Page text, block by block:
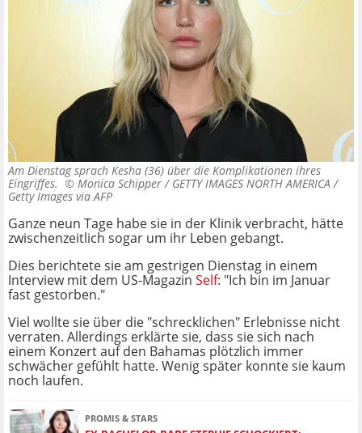
Am Dienstag sprach Kesha (36) über die Komplikationen ihres
Eingriffes. © Monica Schipper / GETTY IMAGES NORTH AMERICA /
Getty Images via AFP
Ganze neun Tage habe sie in der Klinik verbracht, hätte
zwischenzeitlich sogar um ihr Leben gebangt.
Dies berichtete sie am gestrigen Dienstag in einem
Interview mit dem US-Magazin Self: "Ich bin im Januar
fast gestorben."
Viel wollte sie über die "schrecklichen" Erlebnisse nicht
verraten. Allerdings erklärte sie, dass sie sich nach
einem Konzert auf den Bahamas plötzlich immer
schwächer gefühlt hatte. Wenig später konnte sie kaum
noch laufen.
PROMIS & STARS